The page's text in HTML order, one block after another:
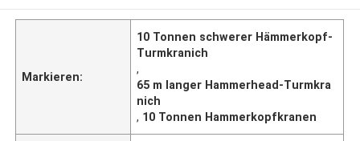
Markieren:
10 Tonnen schwerer Hämmerkopf-
Turmkranich
,
65 m langer Hammerhead-Turmkra
nich
, 10 Tonnen Hammerkopfkranen